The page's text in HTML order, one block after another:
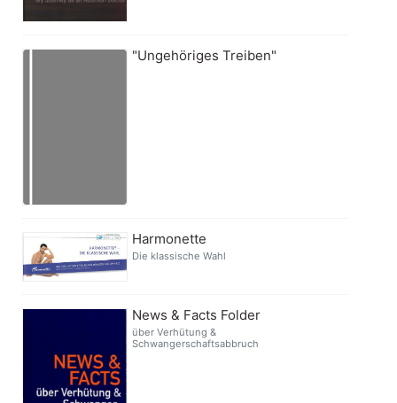
"Ungehöriges Treiben"
Harmonette
Die klassische Wahl
News & Facts Folder
über Verhütung &
Schwangerschaftsabbruch